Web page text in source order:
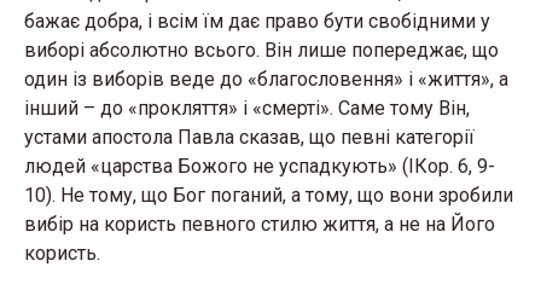
бажає добра, і всім їм дає право бути свобідними у
виборі абсолютно всього. Він лише попереджає, що
один із виборів веде до «благословення» і «життя», а
інший – до «прокляття» і «смерті». Саме тому Він,
устами апостола Павла сказав, що певні категорії
людей «царства Божого не успадкують» (IКор. 6, 9-
10). Не тому, що Бог поганий, а тому, що вони зробили
вибір на користь певного стилю життя, а не на Його
користь.